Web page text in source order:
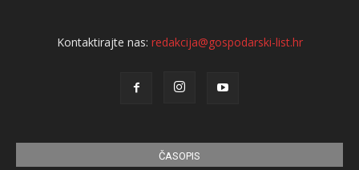
Kontaktirajte nas: redakcija@gospodarski-list.hr
ČASOPIS